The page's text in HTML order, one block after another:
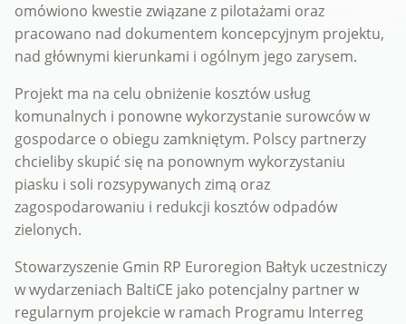
omówiono kwestie związane z pilotażami oraz
pracowano nad dokumentem koncepcyjnym projektu,
nad głównymi kierunkami i ogólnym jego zarysem.
Projekt ma na celu obniżenie kosztów usług
komunalnych i ponowne wykorzystanie surowców w
gospodarce o obiegu zamkniętym. Polscy partnerzy
chcieliby skupić się na ponownym wykorzystaniu
piasku i soli rozsypywanych zimą oraz
zagospodarowaniu i redukcji kosztów odpadów
zielonych.
Stowarzyszenie Gmin RP Euroregion Bałtyk uczestniczy
w wydarzeniach BaltiCE jako potencjalny partner w
regularnym projekcie w ramach Programu Interreg